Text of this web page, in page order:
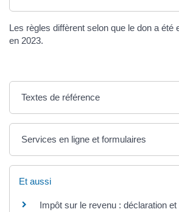
Les règles diffèrent selon que le don a été
en 2023.
Textes de référence
Services en ligne et formulaires
Et aussi
Impôt sur le revenu : déclaration